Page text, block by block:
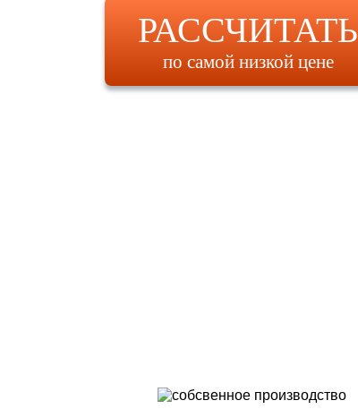
РАССЧИТАТЬ
по самой низкой цене